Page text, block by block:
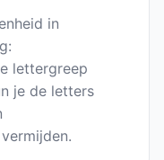
in
lettergreep
je de letters